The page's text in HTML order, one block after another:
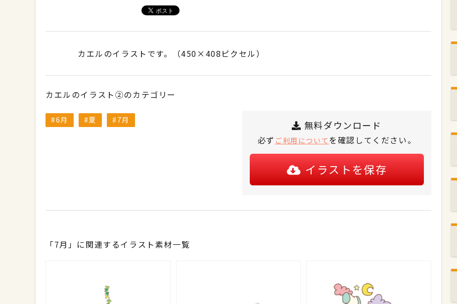
カエルのイラストです。（450×408ピクセル）
カエルのイラスト②のカテゴリー
6月 夏 7月 無料ダウンロード
必ず ご利用について を確認してください。
イラストを保存
「7月」に関連するイラスト素材一覧